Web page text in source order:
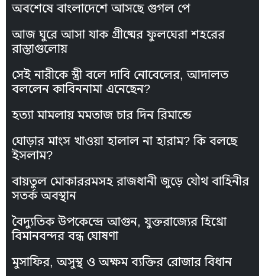
অবশেষে বাংলাদেশে আসছে গুগল পে
আজ ঘুরে আসা যাক গ্রীষ্মের ফুলঘেরা শহরের
রাস্তাগুলোয়
সেই নারীকে স্ত্রী বলে দাবি নোবেলের, আদালত
বললেন কাবিননামা এনেছেন?
হত্যা মামলায় মমতাজ চার দিন রিমান্ডে
ঘোড়ার মাংস খাওয়া হালাল না হারাম? কি বলছে
ইসলাম?
বায়তুল মোকাররমসহ রাজধানী জুড়ে যৌথ বাহিনীর
সতর্ক অবস্থান
বৈদ্যুতিক উপকেন্দ্রে আগুন, যুক্তরাজ্যের হিথ্রো
বিমানবন্দর বন্ধ ঘোষণা
মুসাফির, অসুস্থ ও অক্ষম ব্যক্তির রোজার বিধান